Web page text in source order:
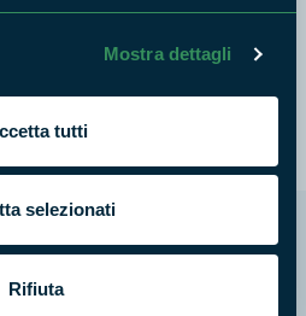
Mostra dettagli
tutti
selezionati
Rifiuta
anche profondi creati
trasformato questi plateau,
social ufficiali